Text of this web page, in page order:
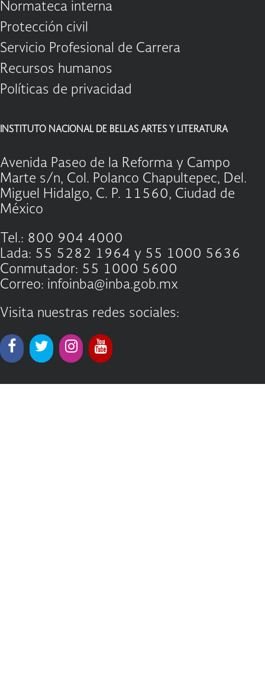
Normateca interna
Protección civil
Servicio Profesional de Carrera
Recursos humanos
Políticas de privacidad
INSTITUTO NACIONAL DE BELLAS ARTES Y LITERATURA
Avenida Paseo de la Reforma y Campo
Marte s/n, Col. Polanco Chapultepec, Del.
Miguel Hidalgo, C. P. 11560, Ciudad de
México
Tel.: 800 904 4000
Lada: 55 5282 1964 y 55 1000 5636
Conmutador: 55 1000 5600
Correo: infoinba@inba.gob.mx
Visita nuestras redes sociales: